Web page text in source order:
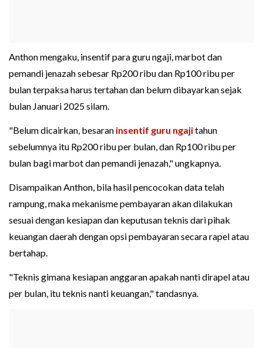
Anthon mengaku, insentif para guru ngaji, marbot dan
pemandi jenazah sebesar Rp200 ribu dan Rp100 ribu per
bulan terpaksa harus tertahan dan belum dibayarkan sejak
bulan Januari 2025 silam.
"Belum dicairkan, besaran insentif guru ngajitahun
sebelumnya itu Rp200 ribu per bulan, dan Rp100 ribu per
bulan bagi marbot dan pemandi jenazah," ungkapnya.
Disampaikan Anthon, bila hasil pencocokan data telah
rampung, maka mekanisme pembayaran akan dilakukan
sesuai dengan kesiapan dan keputusan teknis dari pihak
keuangan daerah dengan opsi pembayaran secara rapel atau
bertahap.
"Teknis gimana kesiapan anggaran apakah nanti dirapel atau
per bulan, itu teknis nanti keuangan," tandasnya.